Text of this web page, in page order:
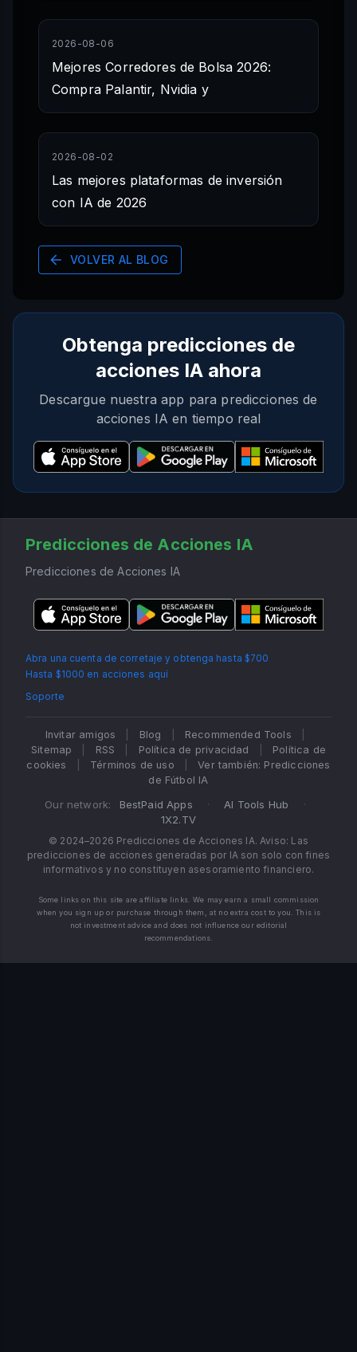
2026-08-06
Mejores Corredores de Bolsa 2026:
Compra Palantir, Nvidia y
2026-08-02
Las mejores plataformas de inversión
con IA de 2026
VOLVER AL BLOG
Obtenga predicciones de
acciones IA ahora
Descargue nuestra app para predicciones de
acciones IA en tiempo real
Predicciones de Acciones IA
Predicciones de Acciones IA
Abra una cuenta de corretaje y obtenga hasta $700
Hasta $1000 en acciones aquí
Soporte
Invitar amigos Blog Recommended Tools
Sitemap
RSS Política de privacidad
Política de
cookies
Términos de uso
Ver también: Predicciones
de Fútbol IA
Our network: BestPaid Apps · AI Tools Hub
·
1X2.TV
© 2024–2026 Predicciones de Acciones IA. Aviso: Las
predicciones de acciones generadas por IA son solo con fines
informativos y no constituyen asesoramiento financiero.
Some links on this site are affiliate links. We may earn a small commission
when you sign up or purchase through them, at no extra cost to you. This is
not investment advice and does not influence our editorial
recommendations.